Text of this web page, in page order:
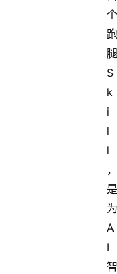
个
跑
腿
S
k
i
l
l
，
是
为
A
I
智